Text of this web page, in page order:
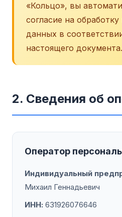
«Кольцо», вы
согласие на
данных в
настоящего документа.
2. Сведения об
Оператор
Индивидуальный
Михаил Геннадьевич
ИНН: 631926076646